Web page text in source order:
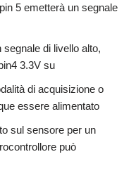
5 emetterà un segnale
di livello alto,
3.3V su
di acquisizione o
essere alimentato
sul sensore per un
può